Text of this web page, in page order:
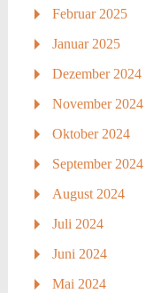
Februar 2025
Januar 2025
Dezember 2024
November 2024
Oktober 2024
September 2024
August 2024
Juli 2024
Juni 2024
Mai 2024